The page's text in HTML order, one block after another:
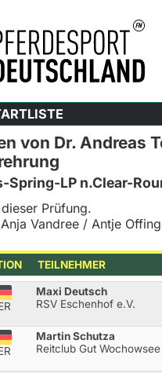
von Dr. Andreas
Spring-LP n.Clear-
Prüfung.
Anja Vandree / Antje
TEILNEHMER
Maxi Deutsch
RSV Eschenhof e.V.
Martin Schutza
Reitclub Gut Wochowsee